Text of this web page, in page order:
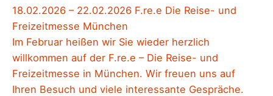
18.02.2026 – 22.02.2026 F.re.e Die Reise- und
Freizeitmesse München
Im Februar heißen wir Sie wieder herzlich
willkommen auf der F.re.e – Die Reise- und
Freizeitmesse in München. Wir freuen uns auf
Ihren Besuch und viele interessante Gespräche.